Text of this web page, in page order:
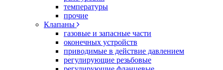
температуры
прочие
Клапаны
газовые и запасные части
оконечных устройств
приводимые в действие давлением
регулирующие резьбовые